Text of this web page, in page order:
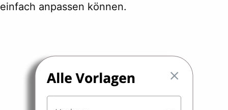
einfach anpassen können.